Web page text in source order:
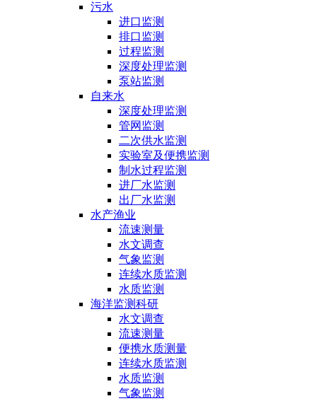
污水
进口监测
排口监测
过程监测
深度处理监测
泵站监测
自来水
深度处理监测
管网监测
二次供水监测
实验室及便携监测
制水过程监测
进厂水监测
出厂水监测
水产渔业
流速测量
水文调查
气象监测
连续水质监测
水质监测
海洋监测科研
水文调查
流速测量
便携水质测量
连续水质监测
水质监测
气象监测